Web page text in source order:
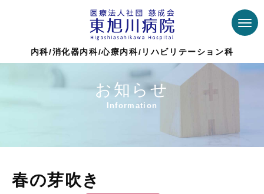
内科/消化器内科/心療内科/リハビリテーション科
お知らせ
Information
春の芽吹き